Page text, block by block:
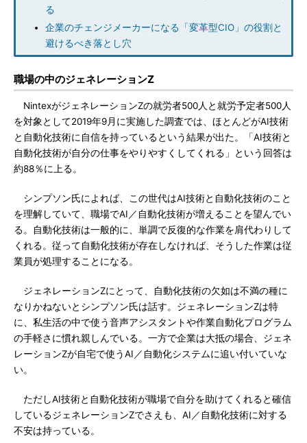
る
企業のチェンジメーカーになる「変革型CIO」の役割と
避けるべき落とし穴
職場の中のジェネレーションZ
NintexがジェネレーションZの就労者500人と就労予定者500人
を対象として2019年9月に実施した調査では、ほとんどがAI技術
と自動化技術に自信を持っているという結果が出た。「AI技術と
自動化技術が自分の仕事をやりやすくしてくれる」という回答は
約88％に上る。
シンプソン氏によれば、この世代はAI技術と自動化技術のこと
を理解していて、職場でAI／自動化技術が増えることを望んでい
る。自動化技術は一般的に、単調で反復的な作業を肩代わりして
くれる。従って自動化技術が存在しなければ、そうした作業は従
業員が処理することになる。
ジェネレーションZにとって、自動化技術の欠如は不満の種に
なりかねないとシンプソン氏は話す。ジェネレーションZは特
に、私生活の中で使う音声アシスタントや作業自動化プログラム
の手軽さに慣れ親しんでいる。一方で企業は大抵の場合、ジェネ
レーションZが自宅で使うAI／自動化システムに追い付いていな
い。
ただしAI技術と自動化技術が職場で自分を助けてくれると確信
しているジェネレーションZでさえも、AI／自動化技術に対する
不安は持っている。